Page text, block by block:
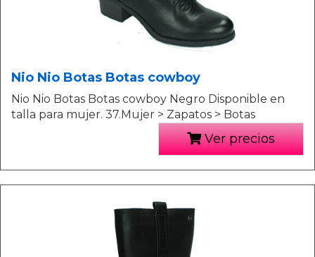
Nio Nio Botas Botas cowboy
Nio Nio Botas Botas cowboy Negro Disponible en
talla para mujer. 37.Mujer > Zapatos > Botas
Ver precios